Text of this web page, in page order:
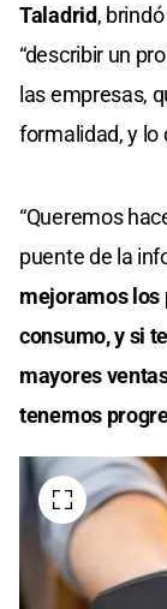
Taladrid,
“describir un
las empresas,
formalidad, y lo
“Queremos
puente de la
mejoramos los
consumo, y si
mayores
tenemos